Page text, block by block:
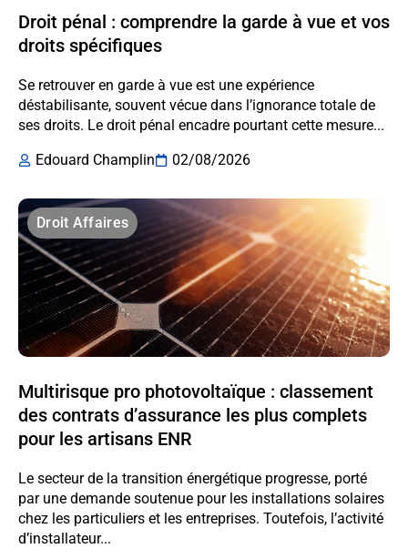
Droit pénal : comprendre la garde à vue et vos
droits spécifiques
Se retrouver en garde à vue est une expérience
déstabilisante, souvent vécue dans l’ignorance totale de
ses droits. Le droit pénal encadre pourtant cette mesure...
Edouard Champlin
02/08/2026
Droit Affaires
Multirisque pro photovoltaïque : classement
des contrats d’assurance les plus complets
pour les artisans ENR
Le secteur de la transition énergétique progresse, porté
par une demande soutenue pour les installations solaires
chez les particuliers et les entreprises. Toutefois, l’activité
d’installateur...